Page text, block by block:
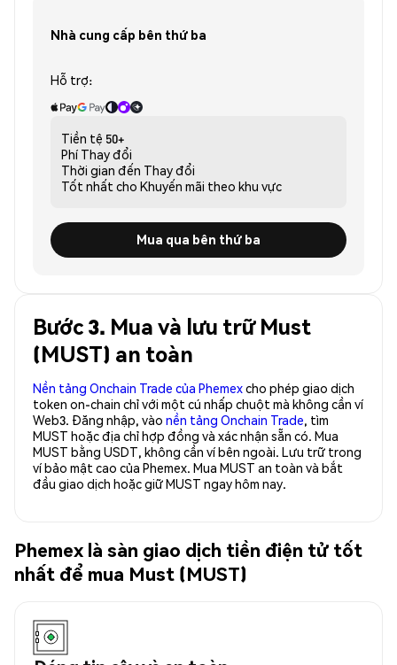
Nhà cung cấp bên thứ ba
Hỗ trợ:
Tiền tệ 50+
Phí Thay đổi
Thời gian đến Thay đổi
Tốt nhất cho Khuyến mãi theo khu vực
Mua qua bên thứ ba
Bước 3. Mua và lưu trữ Must
(MUST) an toàn
Nền tảng Onchain Trade của Phemexcho phép giao dịch
token on-chain chỉ với một cú nhấp chuột mà không cần ví
Web3. Đăng nhập, vào nền tảng Onchain Trade, tìm
MUST hoặc địa chỉ hợp đồng và xác nhận sẵn có. Mua
MUST bằng USDT, không cần ví bên ngoài. Lưu trữ trong
ví bảo mật cao của Phemex. Mua MUST an toàn và bắt
đầu giao dịch hoặc giữ MUST ngay hôm nay.
Phemex là sàn giao dịch tiền điện tử tốt
nhất để mua Must (MUST)